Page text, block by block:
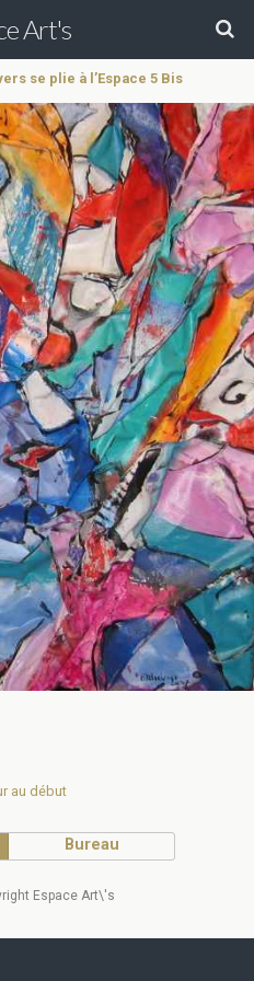
Art's
se plie à l’Espace 5 Bis
au début
Bureau
Espace Art\'s